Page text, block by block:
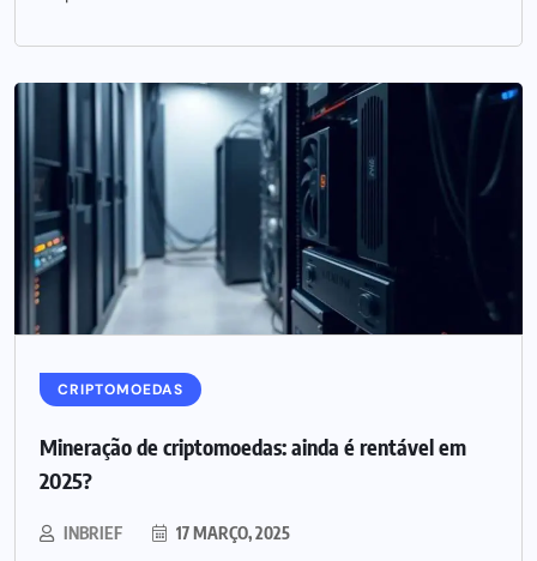
CRIPTOMOEDAS
Mineração de criptomoedas: ainda é rentável em
2025?
INBRIEF 17 MARÇO, 2025